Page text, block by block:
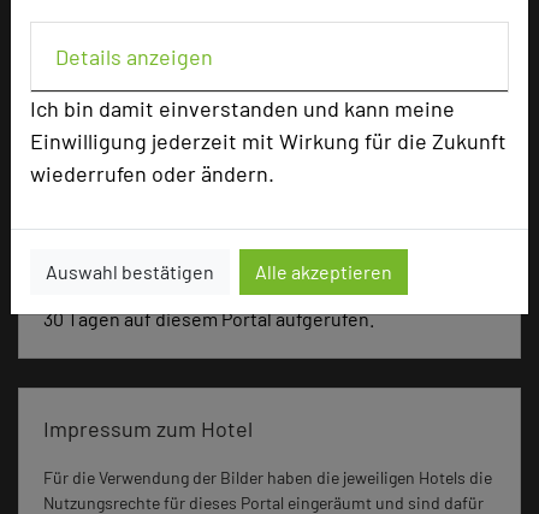
Details anzeigen
Ich bin damit einverstanden und kann meine
Einwilligung jederzeit mit Wirkung für die Zukunft
wiederrufen oder ändern.
Auswahl bestätigen Alle akzeptieren
Besonders geeignet für
Seminar, Konferenz, Klausur, Event
801 Seiten dieses Hotels wurden in den vergangenen
30 Tagen auf diesem Portal aufgerufen.
Impressum zum Hotel
Für die Verwendung der Bilder haben die jeweiligen Hotels die
Nutzungsrechte für dieses Portal eingeräumt und sind dafür